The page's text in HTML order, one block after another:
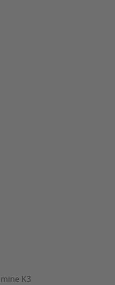
K3